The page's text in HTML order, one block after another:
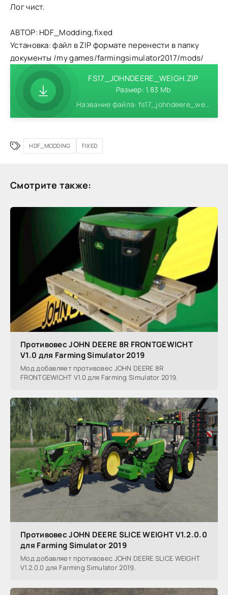
Лог чист.
АВТОР: HDF_Modding,fixed
Установка: файл в ZIP формате перенести в папку
документы /my games/farmingsimulator2017/mods/
FS17_JOHNDEERE_WEIGH.ZIP
Размер: 1.83 Mb
Название файла: fs17_johndeere_weigh.zip
HDF_MODDING FIXED
Смотрите также:
Противовес JOHN DEERE 8R FRONTGEWICHT
V1.0 для Farming Simulator 2019
Мод добавляет противовес JOHN DEERE 8R
FRONTGEWICHT V1.0 для Farming Simulator 2019.
Противовес JOHN DEERE SLICE WEIGHT V1.2.0.0
для Farming Simulator 2019
Мод добавляет противовес JOHN DEERE SLICE WEIGHT
V1.2.0.0 для Farming Simulator 2019.